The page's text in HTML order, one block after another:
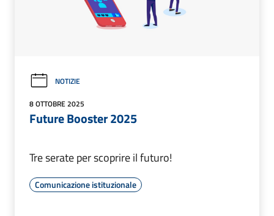
NOTIZIE
8 OTTOBRE 2025
Future Booster 2025
Tre serate per scoprire il futuro!
Comunicazione istituzionale